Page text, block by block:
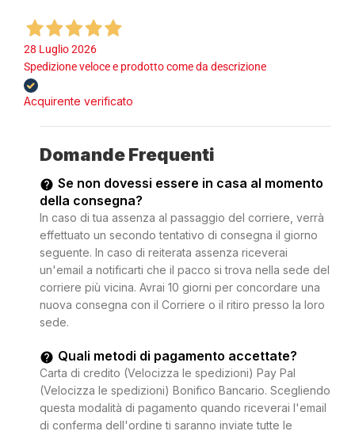
28 Luglio 2026
Spedizione veloce e prodotto come da descrizione
Acquirente verificato
Domande Frequenti
Se non dovessi essere in casa al momento
della consegna?
In caso di tua assenza al passaggio del corriere, verrà
effettuato un secondo tentativo di consegna il giorno
seguente. In caso di reiterata assenza riceverai
un'email a notificarti che il pacco si trova nella sede del
corriere più vicina. Avrai 10 giorni per concordare una
nuova consegna con il Corriere o il ritiro presso la loro
sede.
Quali metodi di pagamento accettate?
Carta di credito (Velocizza le spedizioni) Pay Pal
(Velocizza le spedizioni) Bonifico Bancario. Scegliendo
questa modalità di pagamento quando riceverai l'email
di conferma dell'ordine ti saranno inviate tutte le